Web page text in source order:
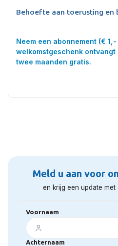
Behoefte aan toerusting en
Neem een abonnement (€
welkomstgeschenk ontvangt
twee maanden gratis.
Meld u aan voor
en krijg een update met
Voornaam
Achternaam